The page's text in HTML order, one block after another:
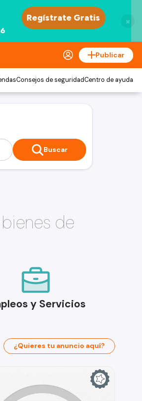
×
Publicar
Consejos de seguridadCentro de ayuda
Buscar
de
y Servicios
¿Quieres tu anuncio aquí?